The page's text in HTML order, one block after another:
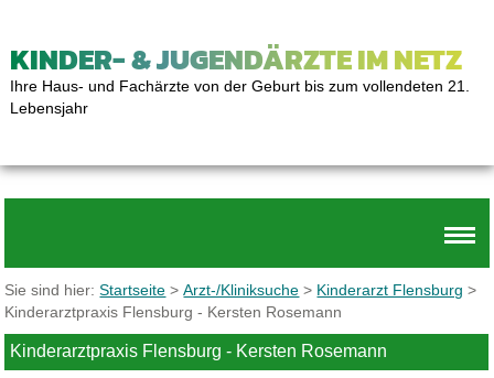
KINDER- & JUGENDÄRZTE IM NETZ
Ihre Haus- und Fachärzte von der Geburt bis zum vollendeten 21.
Lebensjahr
Sie sind hier:Startseite >Arzt-/Kliniksuche > Kinderarzt Flensburg >
Kinderarztpraxis Flensburg - Kersten Rosemann
Kinderarztpraxis Flensburg - Kersten Rosemann